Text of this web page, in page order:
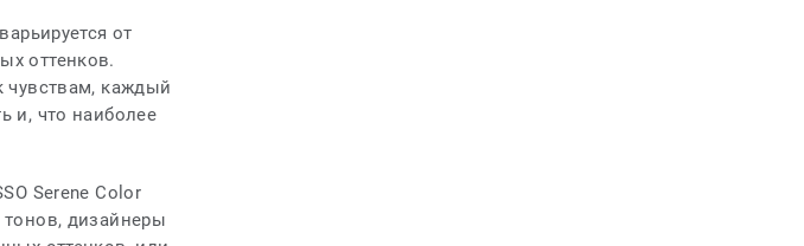
от
оттенков.
чувствам, каждый
и, что наиболее
Serene Color
дизайнеры